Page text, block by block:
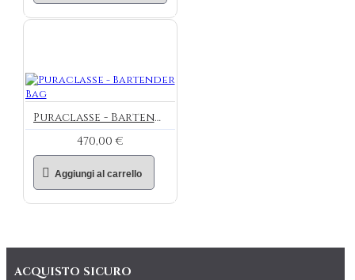
Puraclasse - Bartender Bag
470,00 €
Aggiungi al carrello
ACQUISTO SICURO